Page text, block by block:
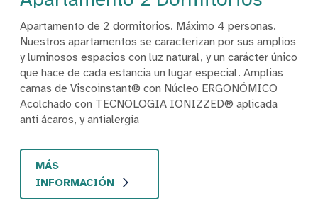
Apartamento de 2 dormitorios. Máximo 4 personas.
Nuestros apartamentos se caracterizan por sus amplios
y luminosos espacios con luz natural, y un carácter único
que hace de cada estancia un lugar especial. Amplias
camas de Viscoinstant® con Núcleo ERGONÓMICO
Acolchado con TECNOLOGIA IONIZZED® aplicada
anti ácaros, y antialergia
MÁS
INFORMACIÓN